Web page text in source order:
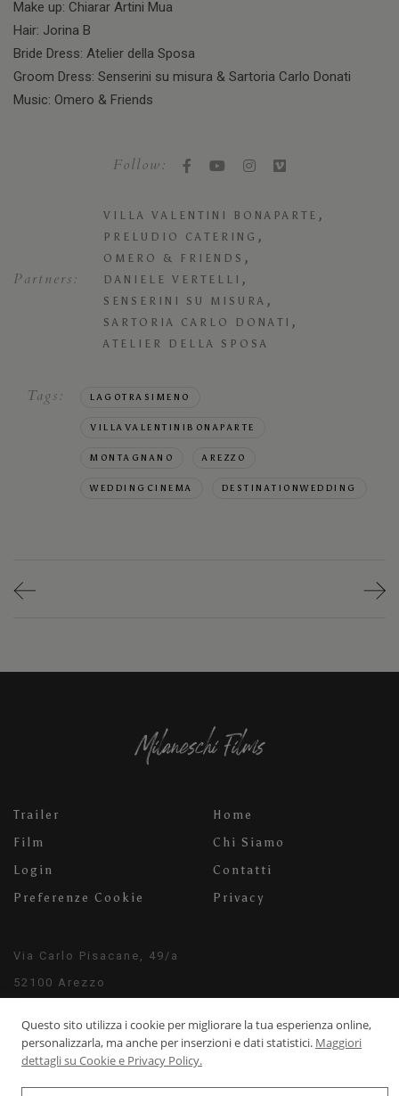
Make up: Chiarar Artini Mua
Hair: Jorina B
Bride Dress: Atelier della Sposa
Groom Dress: Senserini su misura & Sartoria Carlo Donati
Music: Omero & Friends
Follow:
Partners:
VILLA VALENTINI BONAPARTE ,
PRELUDIO CATERING ,
OMERO & FRIENDS ,
DANIELE VERTELLI ,
SENSERINI SU MISURA ,
SARTORIA CARLO DONATI ,
ATELIER DELLA SPOSA
Tags: LAGOTRASIMENO
VILLAVALENTINIBONAPARTE
MONTAGNANO AREZZO
WEDDINGCINEMA DESTINATIONWEDDING
Trailer
Film
Login
Preferenze Cookie
Home
Chi Siamo
Contatti
Privacy
Via Carlo Pisacane, 49/a
52100 Arezzo
+39 3920542526
Questo sito utilizza i cookie per migliorare la tua esperienza online,
personalizzarla, ma anche per inserzioni e dati statistici. Maggiori
dettagli su Cookie e Privacy Policy.